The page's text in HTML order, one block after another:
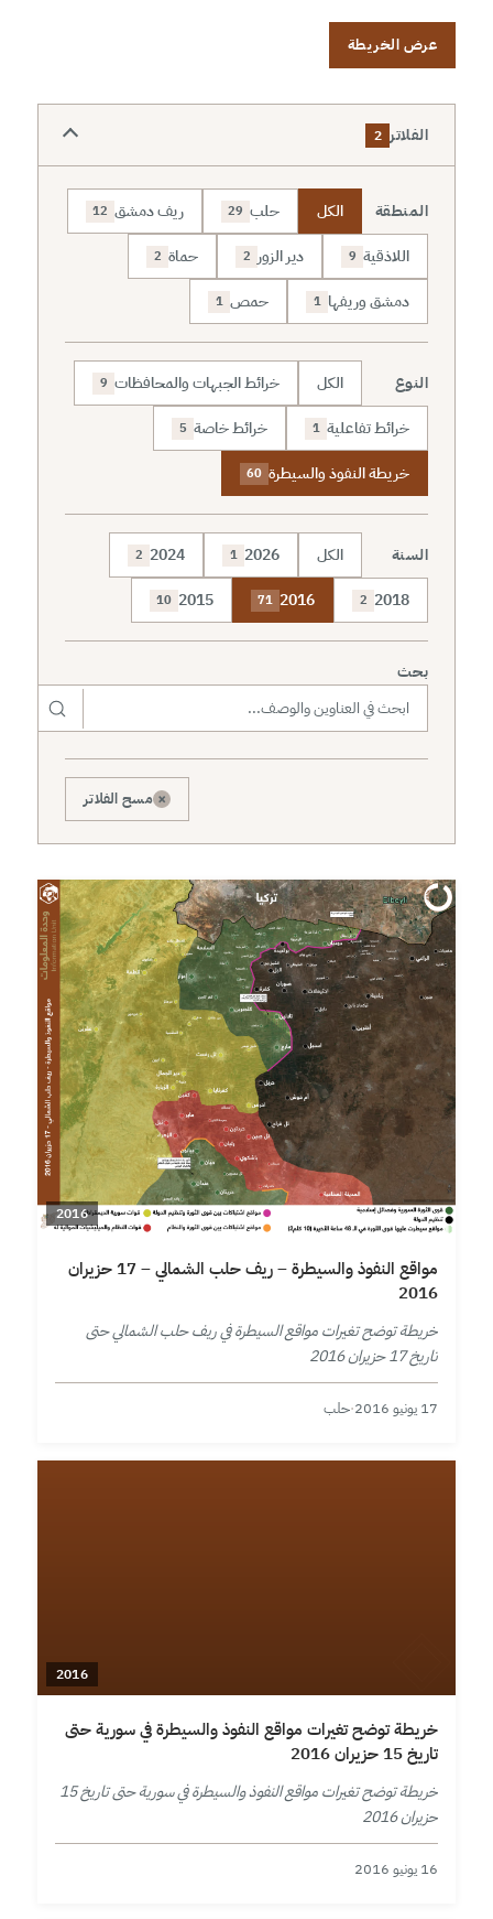
عرض الخريطة
الفلاتر 2
المنطقة الكل حلب 29 ريف دمشق 12
اللاذقية 9 دير الزور 2 حماة 2
دمشق وريفها 1 حمص 1
النوع الكل خرائط الجبهات والمحافظات 9
خرائط تفاعلية 1 خرائط خاصة 5
خريطة النفوذ والسيطرة 60
السنة الكل 2026
1
2024
2
2018
2
2016
71
2015
10
بحث
× مسح الفلاتر
2016
مواقع النفوذ والسيطرة – ريف حلب الشمالي – 17 حزيران
2016
خريطة توضح تغيرات مواقع السيطرة في ريف حلب الشمالي حتى
تاريخ 17 حزيران 2016
17 يونيو 2016 ·حلب
2016
خريطة توضح تغيرات مواقع النفوذ والسيطرة في سورية حتى
تاريخ 15 حزيران 2016
خريطة توضح تغيرات مواقع النفوذ والسيطرة في سورية حتى تاريخ 15
حزيران 2016
16 يونيو 2016